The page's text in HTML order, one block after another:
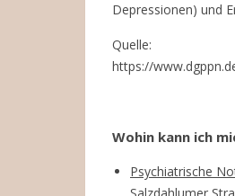
Depressionen) und
Quelle:
https://
Wohin kann ich
Psychiatrische